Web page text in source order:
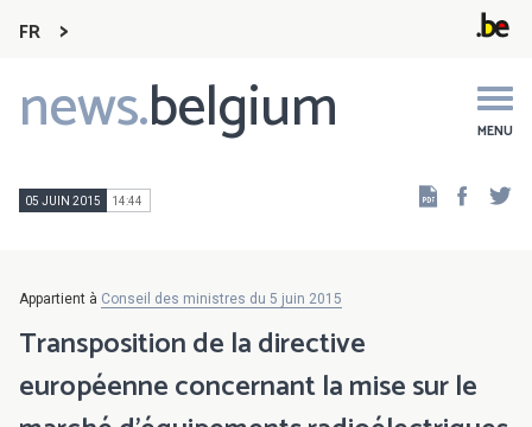
FR
news.belgium MENU
Main
navigation
05 JUIN 2015 14:44
Appartient à Conseil des ministres du 5 juin 2015
Transposition de la directive
européenne concernant la mise sur le